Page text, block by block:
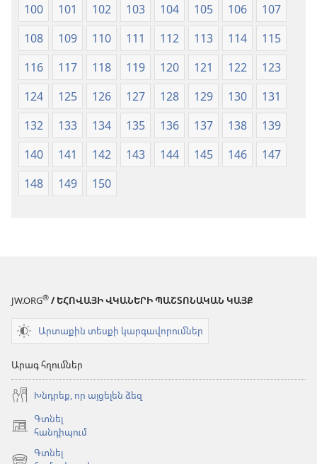
100
101 102 103 104 105 106
107
108
109 110 111 112 113 114
115
116
117 118 119 120 121 122
123
124
125 126 127 128 129 130
131
132
133 134 135 136 137 138
139
140
141 142 143 144 145 146
147
148
149 150
JW.ORG® / ԵՀՈՎԱՅԻ ՎԿԱՆԵՐԻ ՊԱՇՏՈՆԱԿԱՆ ԿԱՅՔ
Արտաքին տեսքի կարգավորումներ
Արագ հղումներ
Խնդրեք, որ այցելեն ձեզ
Գտնել
հանդիպում
(բացվում
նոր Գտնել